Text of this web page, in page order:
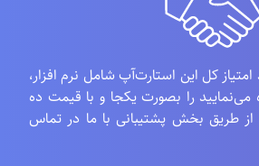
کل این استارت‌آپ شامل نرم افزار،
می‌نمایید را بصورت یکجا و با قیمت ده
از طریق بخش پشتیبانی با ما در تماس